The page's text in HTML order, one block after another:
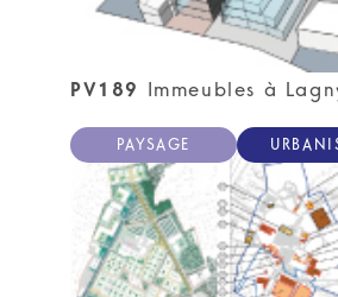
PV189 Immeubles à
PAYSAGE